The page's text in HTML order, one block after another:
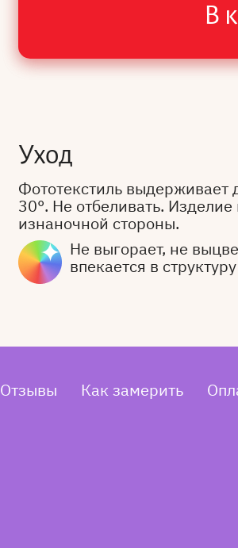
В
Уход
Фототекстиль
30°. Не отбеливать.
изнаночной стороны.
Не выгорает, не
впекается в
Отзывы Как замерить